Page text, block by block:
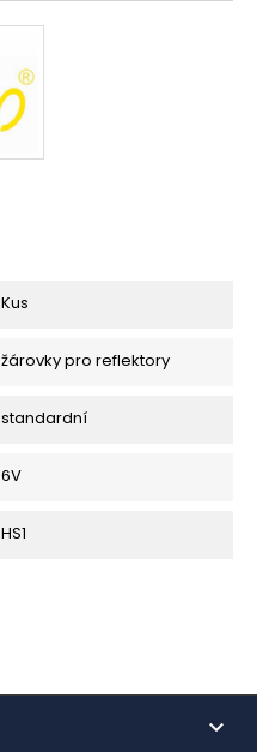
Kus
žárovky pro reflektory
standardní
6V
HS1
